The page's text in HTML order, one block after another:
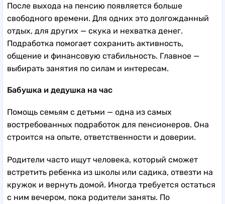
После выхода на пенсию появляется больше
свободного времени. Для одних это долгожданный
отдых, для других — скука и нехватка денег.
Подработка помогает сохранить активность,
общение и финансовую стабильность. Главное —
выбирать занятия по силам и интересам.
Бабушка и дедушка на час
Помощь семьям с детьми — одна из самых
востребованных подработок для пенсионеров. Она
строится на опыте, ответственности и доверии.
Родители часто ищут человека, который сможет
встретить ребенка из школы или садика, отвезти на
кружок и вернуть домой. Иногда требуется остаться
с ним вечером, пока родители заняты. По